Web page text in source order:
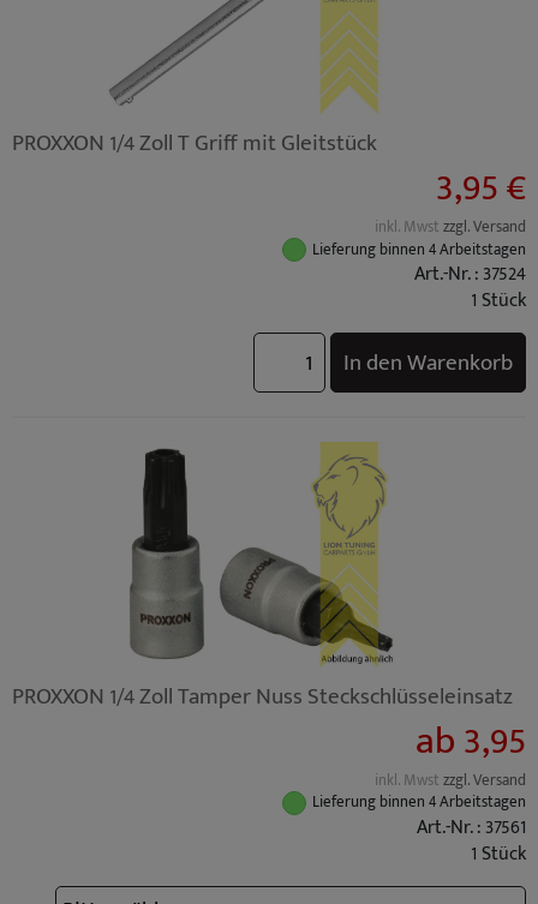
PROXXON 1/4 Zoll T Griff mit Gleitstück
3,95 €
inkl. Mwstzzgl. Versand
Lieferung binnen 4 Arbeitstagen
Art.-Nr. : 37524
1 Stück
In den Warenkorb
PROXXON 1/4 Zoll Tamper Nuss Steckschlüsseleinsatz
ab 3,95
inkl. Mwstzzgl. Versand
Lieferung binnen 4 Arbeitstagen
Art.-Nr. : 37561
1 Stück